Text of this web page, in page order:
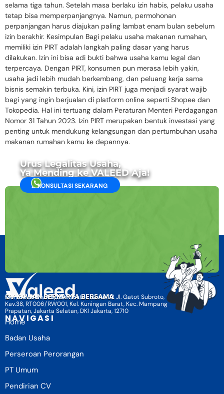
selama tiga tahun. Setelah masa berlaku izin habis, pelaku usaha
tetap bisa memperpanjangnya. Namun, permohonan
perpanjangan harus diajukan paling lambat enam bulan sebelum
izin berakhir. Kesimpulan Bagi pelaku usaha makanan rumahan,
memiliki izin PIRT adalah langkah paling dasar yang harus
dilakukan. Izin ini bisa adi bukti bahwa usaha kamu legal dan
terpercaya. Dengan PIRT, konsumen pun merasa lebih yakin,
usaha jadi lebih mudah berkembang, dan peluang kerja sama
bisnis semakin terbuka. Kini, izin PIRT juga menjadi syarat wajib
bagi yang ingin berjualan di platform online seperti Shopee dan
Tokopedia. Hal ini tertuang dalam Peraturan Menteri Perdagangan
Nomor 31 Tahun 2023. Izin PIRT merupakan bentuk investasi yang
penting untuk mendukung kelangsungan dan pertumbuhan usaha
makanan rumahan kamu ke depannya.
Urus Legalitas Usaha,
Ya Mending ke VALEED Aja!
KONSULTASI SEKARANG
CV KAWAN BERKARYA BERSAMA
Menara Selatan BpJamsostek Lantai 12 Jl. Gatot Subroto,
Kav.38, RT006/RW001, Kel. Kuningan Barat, Kec. Mampang
Prapatan, Jakarta Selatan, DKI Jakarta, 12710
NAVIGASI
Home
Badan Usaha
Perseroan Perorangan
PT Umum
Pendirian CV